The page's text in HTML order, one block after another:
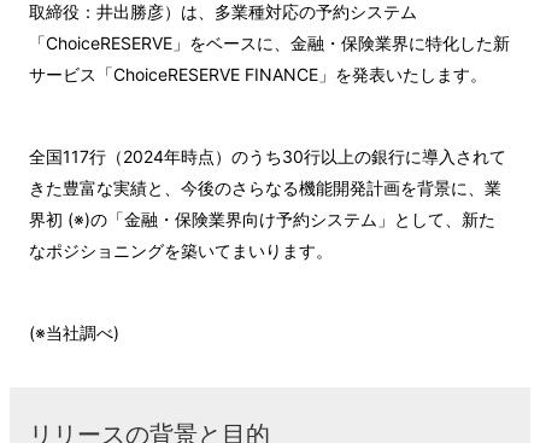
取締役：井出勝彦）は、多業種対応の予約システム
「ChoiceRESERVE」をベースに、金融・保険業界に特化した新
サービス「ChoiceRESERVE FINANCE」を発表いたします。
全国117行（2024年時点）のうち30行以上の銀行に導入されて
きた豊富な実績と、今後のさらなる機能開発計画を背景に、業
界初 (※)の「金融・保険業界向け予約システム」として、新た
なポジショニングを築いてまいります。
(※当社調べ)
リリースの背景と目的